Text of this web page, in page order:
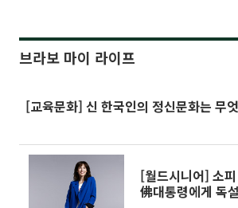
브라보 마이 라이프
[교육문화] 신 한국인의 정신문화는 무
[월드시니어] 소
佛대통령에게 독